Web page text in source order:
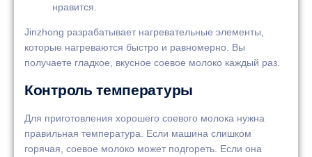
нравится.
Jinzhong разрабатывает нагревательные элементы,
которые нагреваются быстро и равномерно. Вы
получаете гладкое, вкусное соевое молоко каждый раз.
Контроль температуры
Для приготовления хорошего соевого молока нужна
правильная температура. Если машина слишком
горячая, соевое молоко может подгореть. Если она